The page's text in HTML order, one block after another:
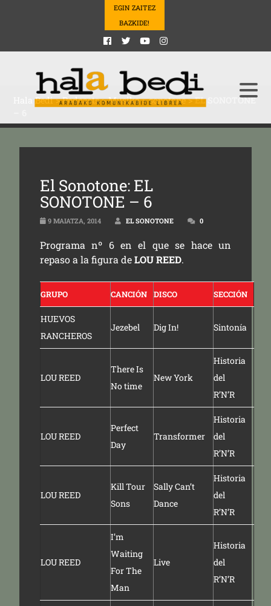
EGIN ZAITEZ
BAZKIDE!
Hala Bedi>Podcasts>Musika>sonotone>EL SONOTONE
El Sonotone: EL
SONOTONE – 6
9 MAIATZA, 2014 EL SONOTONE 0
Programa nº 6 en el que se hace un
repaso a la figura deLOU REED.
GRUPO CANCIÓN DISCO SECCIÓN
HUEVOS
RANCHEROS
Jezebel Dig In! Sintonía
LOU REED
There Is
No time
New York
Historia
del
R’N’R
LOU REED
Perfect
Day
Transformer
Historia
del
R’N’R
LOU REED
Kill Tour
Sons
Sally Can’t
Dance
Historia
del
R’N’R
LOU REED
I’m
Waiting
For The
Man
Live
Historia
del
R’N’R